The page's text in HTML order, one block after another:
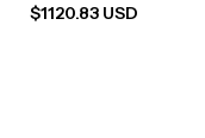
$1120.83 USD